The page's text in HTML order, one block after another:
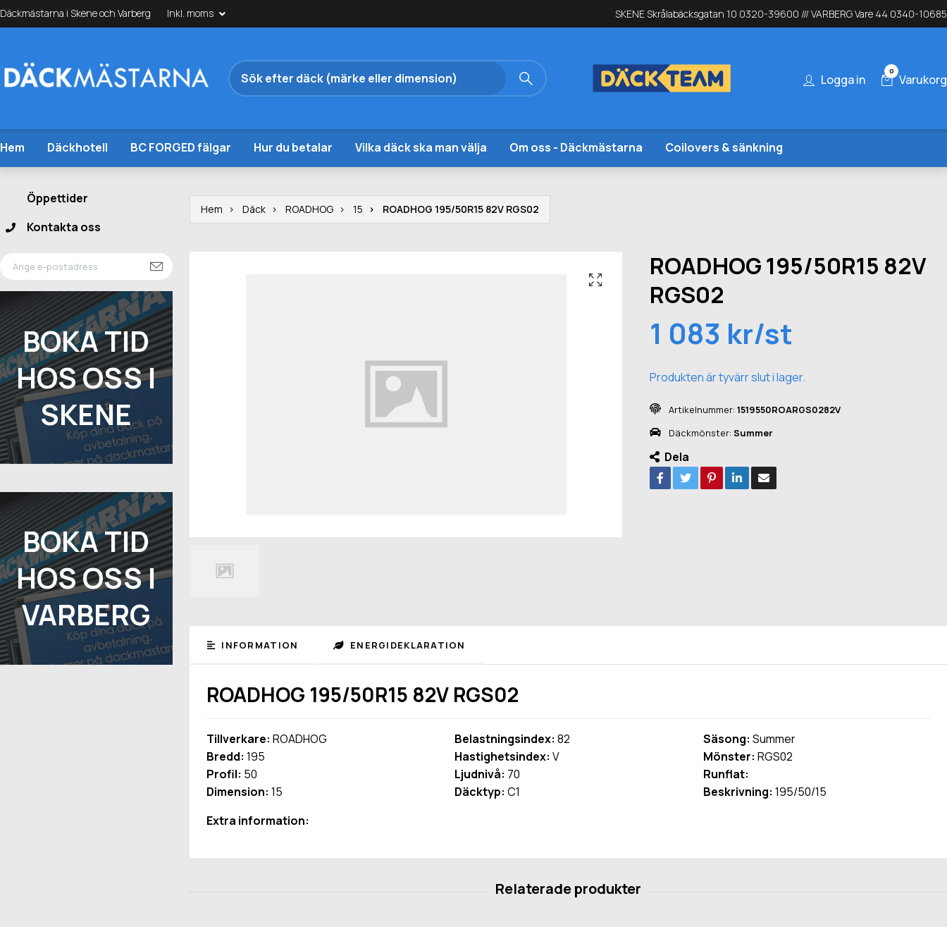
Däckmästarna i Skene och Varberg Inkl. moms SKENE Skrålabäcksgatan 10 0320-39600 /// VARBERG Vare 44 0340-10685
Logga in
0
Varukorg
Hem Däckhotell BC FORGED fälgar Hur du betalar Vilka däck ska man välja Om oss - Däckmästarna Coilovers & sänkning
Öppettider
Kontakta oss
BOKA TID
HOS OSS I
SKENE
BOKA TID
HOS OSS I
VARBERG
Hem Däck ROADHOG 15 ROADHOG 195/50R15 82V RGS02
ROADHOG 195/50R15 82V
RGS02
1 083 kr/st
Produkten är tyvärr slut i lager.
Artikelnummer: 1519550ROARGS0282V
Däckmönster: Summer
Dela
INFORMATION ENERGIDEKLARATION
ROADHOG 195/50R15 82V RGS02
Tillverkare: ROADHOG
Bredd: 195
Profil: 50
Dimension: 15
Belastningsindex: 82
Hastighetsindex: V
Ljudnivå: 70
Däcktyp: C1
Säsong: Summer
Mönster: RGS02
Runflat:
Beskrivning: 195/50/15
Extra information: